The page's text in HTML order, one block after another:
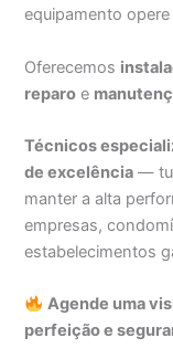
equipamento
Oferecemos
reparo e
Técnicos
de excelência —
manter a alta
empresas,
estabelecimentos
Agende uma
perfeição e